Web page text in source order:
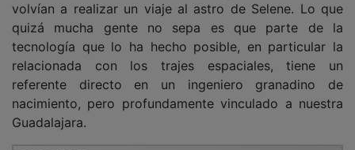
volvían a realizar un viaje al astro de Selene. Lo que
quizá mucha gente no sepa es que parte de la
tecnología que lo ha hecho posible, en particular la
relacionada con los trajes espaciales, tiene un
referente directo en un ingeniero granadino de
nacimiento, pero profundamente vinculado a nuestra
Guadalajara.